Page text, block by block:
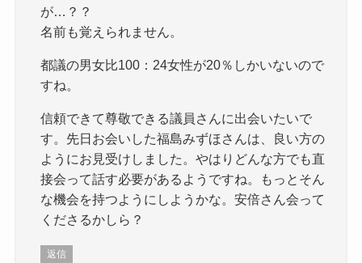
が…？？
名前も覚えられません。
都議の男女比100：24女性が20％しかいないので
すね。
信頼できて尊敬できる議員さんに出会いたいで
す。先日お会いした福島みずほさんは、良い方の
ようにお見受けしました。やはりどんな方でも直
接会って話す必要があるようですね。もっとそん
な機会を持つようにしようかな。安倍さん会って
くださるかしら？
返信